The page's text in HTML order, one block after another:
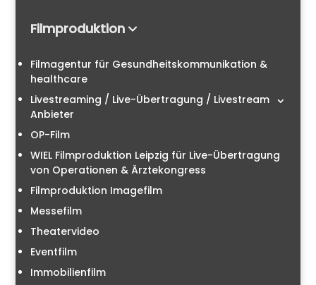
Filmproduktion
Filmagentur für Gesundheitskommunikation &
healthcare
Livestreaming / Live-Übertragung / Livestream
Anbieter
OP-Film
WIEL Filmproduktion Leipzig für Live-Übertragung
von Operationen & Ärztekongress
Filmproduktion Imagefilm
Messefilm
Theatervideo
Eventfilm
Immobilienfilm